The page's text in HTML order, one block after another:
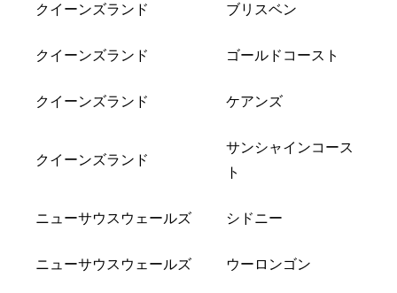
クイーンズランド ブリスベン
クイーンズランド ゴールドコースト
クイーンズランド ケアンズ
クイーンズランド
サンシャインコース
ト
ニューサウスウェールズ シドニー
ニューサウスウェールズ ウーロンゴン